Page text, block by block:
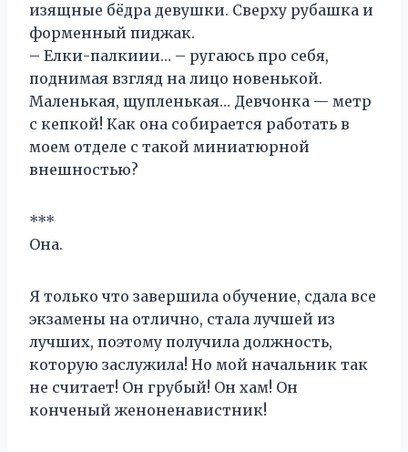
изящные бёдра девушки. Сверху рубашка и
форменный пиджак.
– Елки-палкиии… – ругаюсь про себя,
поднимая взгляд на лицо новенькой.
Маленькая, щупленькая… Девчонка — метр
с кепкой! Как она собирается работать в
моем отделе с такой миниатюрной
внешностью?
***
Она.
Я только что завершила обучение, сдала все
экзамены на отлично, стала лучшей из
лучших, поэтому получила должность,
которую заслужила! Но мой начальник так
не считает! Он грубый! Он хам! Он
конченый женоненавистник!